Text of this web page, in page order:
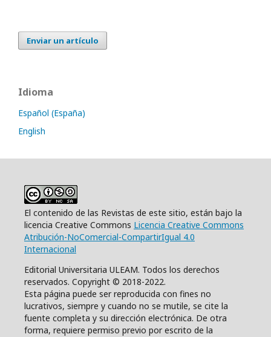
Enviar un artículo
Idioma
Español (España)
English
El contenido de las Revistas de este sitio, están bajo la
licencia Creative Commons Licencia Creative Commons
Atribución-NoComercial-CompartirIgual 4.0
Internacional
Editorial Universitaria ULEAM. Todos los derechos
reservados. Copyright © 2018-2022.
Esta página puede ser reproducida con fines no
lucrativos, siempre y cuando no se mutile, se cite la
fuente completa y su dirección electrónica. De otra
forma, requiere permiso previo por escrito de la